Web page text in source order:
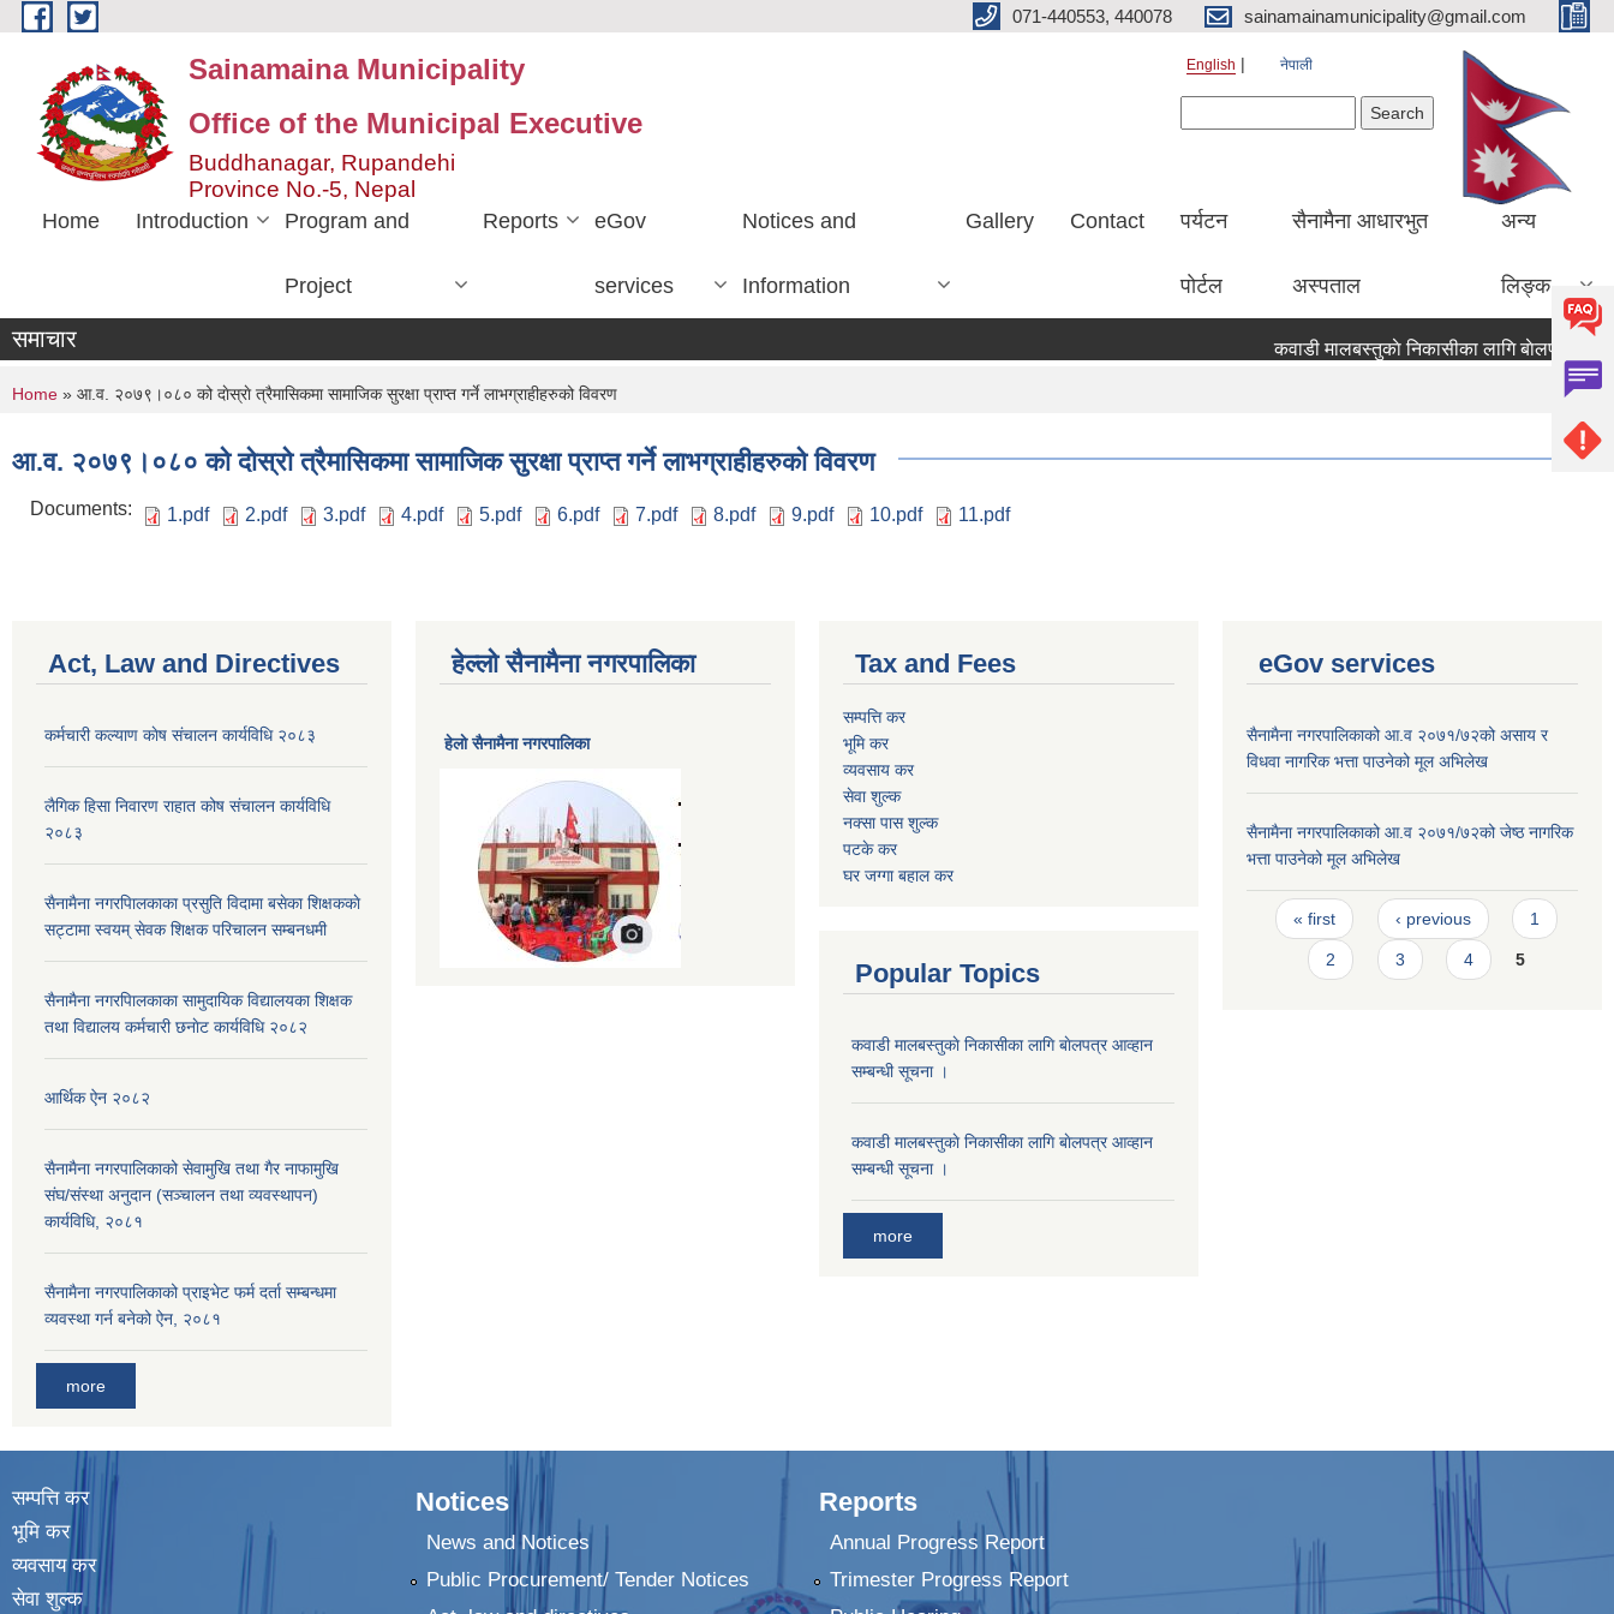
Skip to main content 071-440553, 440078 sainamainamunicipality@gmail.com
Sainamaina Municipality
Office of the Municipal Executive
Buddhanagar, Rupandehi
Province No.-5, Nepal
English नेपाली
Home Introduction Program and
Project
Reports eGov
services
Notices and
Information
Gallery Contact पर्यटन
पाेर्टल
सैनामैना आधारभुत
अस्पताल
अन्य
लिङ्क
समाचार कवाडी मालबस्तुकाे निकासीका लागि बाेलपत्र
You are here
Home » आ.व. २०७९।०८० को दाेस्राे त्रैमासिकमा सामाजिक सुरक्षा प्राप्त गर्ने लाभग्राहीहरुको विवरण
आ.व. २०७९।०८० को दाेस्राे त्रैमासिकमा सामाजिक सुरक्षा प्राप्त गर्ने लाभग्राहीहरुको विवरण
Documents: 1.pdf 2.pdf 3.pdf 4.pdf 5.pdf 6.pdf 7.pdf 8.pdf 9.pdf 10.pdf 11.pdf
Act, Law and Directives
कर्मचारी कल्याण काेष संचालन कार्यविधि २०८३
लैगिक हिसा निवारण राहात कोष संचालन कार्यविधि
२०८३
सैनामैना नगरपािलकाका प्रसुति विदामा बसेका शिक्षककाे
सट्टामा स्वयम् सेवक शिक्षक परिचालन सम्बनधमी
सैनामैना नगरपािलकाका सामुदायिक विद्यालयका शिक्षक
तथा विद्यालय कर्मचारी छनाेट कार्यविधि २०८२
आर्थिक ऐन २०८२
सैनामैना नगरपालिकाको सेवामुखि तथा गैर नाफामुखि
संघ/संस्था अनुदान (सञ्चालन तथा व्यवस्थापन)
कार्यविधि, २०८१
सैनामैना नगरपालिकाको प्राइभेट फर्म दर्ता सम्बन्धमा
व्यवस्था गर्न बनेको ऐन, २०८१
more
हेल्लो सैनामैना नगरपालिका
हेलाे सैनामैना नगरपालिका
Tax and Fees
सम्पत्ति कर
भूमि कर
व्यवसाय कर
सेवा शुल्क
नक्सा पास शुल्क
पटके कर
घर जग्गा बहाल कर
Popular Topics
कवाडी मालबस्तुकाे निकासीका लागि बाेलपत्र आव्हान
सम्बन्धी सूचना ।
कवाडी मालबस्तुकाे निकासीका लागि बाेलपत्र आव्हान
सम्बन्धी सूचना ।
more
eGov services
सैनामैना नगरपालिकाको आ.व २०७१/७२को असाय र
विधवा नागरिक भत्ता पाउनेको मूल अभिलेख
सैनामैना नगरपालिकाको आ.व २०७१/७२को जेष्ठ नागरिक
भत्ता पाउनेको मूल अभिलेख
Pages
« first ‹ previous 1
2 3 4 5
सम्पत्ति कर
भूमि कर
व्यवसाय कर
सेवा शुल्क
Notices
News and Notices
Public Procurement/ Tender Notices
Reports
Annual Progress Report
Trimester Progress Report